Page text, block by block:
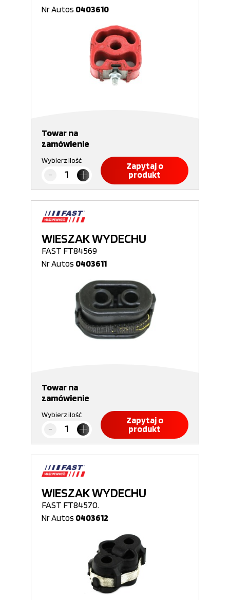
Nr Autos 0403610
Towar na
zamówienie
Wybierz ilość
Zapytaj o
produkt
WIESZAK WYDECHU
FAST FT84569
Nr Autos 0403611
Towar na
zamówienie
Wybierz ilość
Zapytaj o
produkt
WIESZAK WYDECHU
FAST FT84570.
Nr Autos 0403612